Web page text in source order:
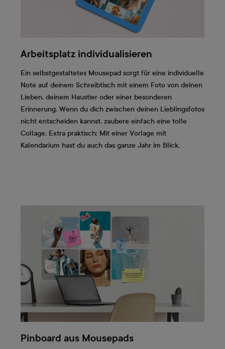
Arbeitsplatz individualisieren
Ein selbstgestaltetes Mousepad sorgt für eine individuelle
Note auf deinem Schreibtisch mit einem Foto von deinen
Lieben, deinem Haustier oder einer besonderen
Erinnerung. Wenn du dich zwischen deinen Lieblingsfotos
nicht entscheiden kannst, zaubere einfach eine tolle
Collage. Extra praktisch: Mit einer Vorlage mit
Kalendarium hast du auch das ganze Jahr im Blick.
Pinboard aus Mousepads